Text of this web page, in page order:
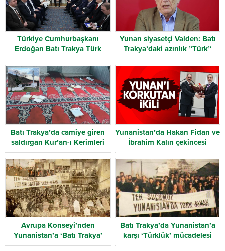
Türkiye Cumhurbaşkanı
Erdoğan Batı Trakya Türk
Heyetini kabul etti
Yunan siyasetçi Valden: Batı
Trakya’daki azınlık ”Türk”
olarak tanınmalı
Batı Trakya’da camiye giren
saldırgan Kur’an-ı Kerimleri
yırttı
Yunanistan’da Hakan Fidan ve
İbrahim Kalın çekincesi
Avrupa Konseyi’nden
Yunanistan’a ‘Batı Trakya’
uyarısı
Batı Trakya’da Yunanistan’a
karşı ‘Türklük’ mücadelesi